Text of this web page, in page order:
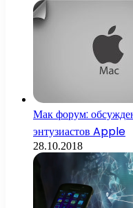
Мак форум:
энтузиастов Apple
28.10.2018